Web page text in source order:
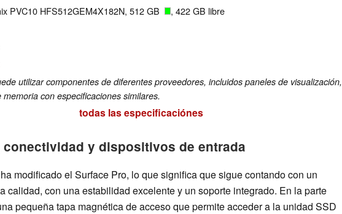
PVC10 HFS512GEM4X182N, 512 GB , 422 GB libre
utilizar componentes de diferentes proveedores, incluidos paneles de visualización,
con especificaciones similares.
todas las especificaciónes
conectividad y dispositivos de entrada
modificado el Surface Pro, lo que significa que sigue contando con un
calidad, con una estabilidad excelente y un soporte integrado. En la parte
pequeña tapa magnética de acceso que permite acceder a la unidad SSD